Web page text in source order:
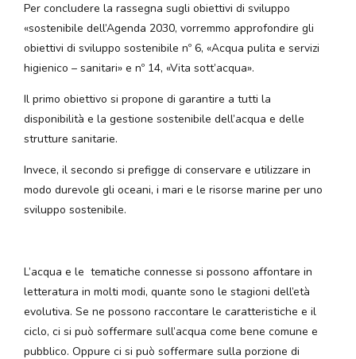
Per concludere la rassegna sugli obiettivi di sviluppo
«sostenibile dell’Agenda 2030, vorremmo approfondire gli
obiettivi di sviluppo sostenibile nº 6, «Acqua pulita e servizi
higienico – sanitari» e nº 14, «Vita sott’acqua».
Il primo obiettivo si propone di garantire a tutti la
disponibilità e la gestione sostenibile dell’acqua e delle
strutture sanitarie.
Invece, il secondo si prefigge di conservare e utilizzare in
modo durevole gli oceani, i mari e le risorse marine per uno
sviluppo sostenibile.
L’acqua e le tematiche connesse si possono affontare in
letteratura in molti modi, quante sono le stagioni dell’età
evolutiva. Se ne possono raccontare le caratteristiche e il
ciclo, ci si può soffermare sull’acqua come bene comune e
pubblico. Oppure ci si può soffermare sulla porzione di